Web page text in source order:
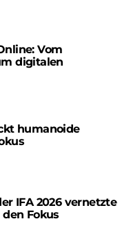
Vom
digitalen
humanoide
IFA 2026 vernetzte
Fokus